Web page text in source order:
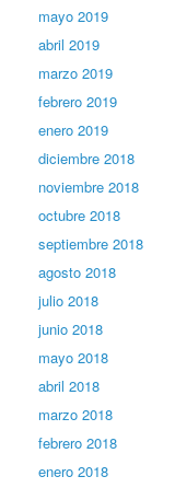
mayo 2019
abril 2019
marzo 2019
febrero 2019
enero 2019
diciembre 2018
noviembre 2018
octubre 2018
septiembre 2018
agosto 2018
julio 2018
junio 2018
mayo 2018
abril 2018
marzo 2018
febrero 2018
enero 2018